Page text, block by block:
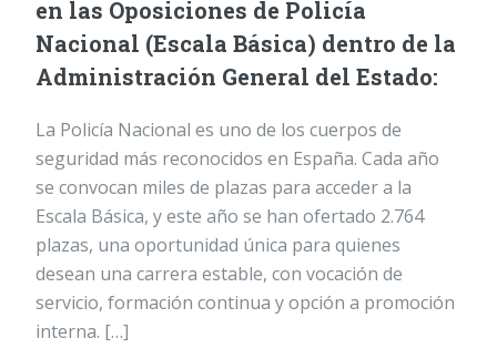
en las Oposiciones de Policía
Nacional (Escala Básica) dentro de la
Administración General del Estado:
La Policía Nacional es uno de los cuerpos de
seguridad más reconocidos en España. Cada año
se convocan miles de plazas para acceder a la
Escala Básica, y este año se han ofertado 2.764
plazas, una oportunidad única para quienes
desean una carrera estable, con vocación de
servicio, formación continua y opción a promoción
interna. […]